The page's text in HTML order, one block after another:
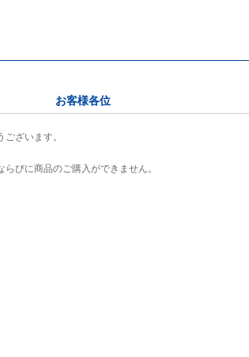
お客様各位
ざいます。
びに商品のご購入ができません。